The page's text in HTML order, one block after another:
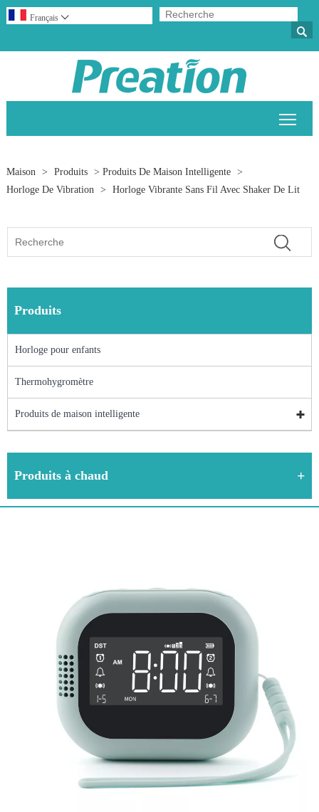

Français 
Maison > Produits > Produits De Maison Intelligente
>
Horloge De Vibration
> Horloge Vibrante Sans Fil Avec Shaker De Lit
Produits
Horloge pour enfants
Thermohygromètre
Produits de maison intelligente
Produits à chaud